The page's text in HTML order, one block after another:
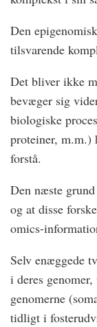
Den
tilsvarende
Det bliver ikke
bevæger sig
biologiske
proteiner, m.m.)
forstå.
Den næste
og at disse
omics-
Selv enæggede
i deres
genomerne
tidligt i